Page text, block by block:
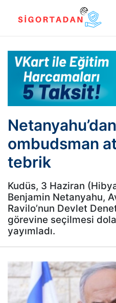
ombudsman
tebrik
Kudüs, 3 Haziran
Benjamin Netanyahu,
Ravilo’nun Devlet
görevine seçilmesi
yayımladı.